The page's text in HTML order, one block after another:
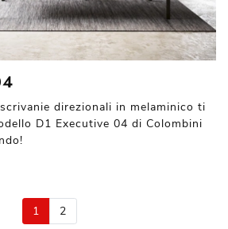
direzionali in melaminico ti
D1 Executive 04 di Colombini
1 2